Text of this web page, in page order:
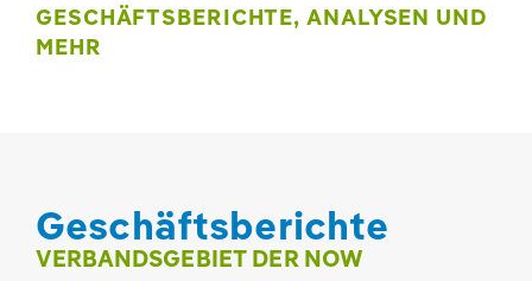
GESCHÄFTSBERICHTE, ANALYSEN UND
MEHR
Geschäftsberichte
VERBANDSGEBIET DER NOW